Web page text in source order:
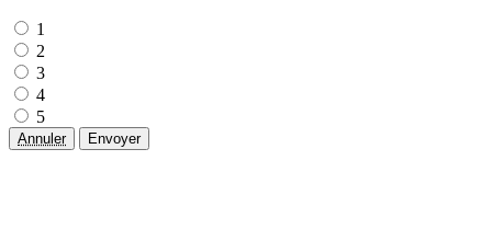
1
2
3
4
5
Annuler Envoyer